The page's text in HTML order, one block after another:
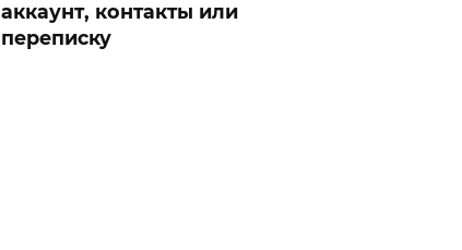
аккаунт, контакты или
переписку